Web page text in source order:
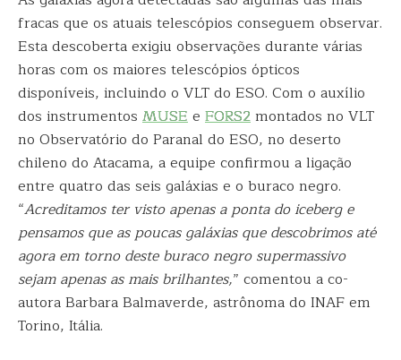
fracas que os atuais telescópios conseguem observar.
Esta descoberta exigiu observações durante várias
horas com os maiores telescópios ópticos
disponíveis, incluindo o VLT do ESO. Com o auxílio
dos instrumentos MUSEe FORS2montados no VLT
no Observatório do Paranal do ESO, no deserto
chileno do Atacama, a equipe confirmou a ligação
entre quatro das seis galáxias e o buraco negro.
“Acreditamos ter visto apenas a ponta do iceberg e
pensamos que as poucas galáxias que descobrimos até
agora em torno deste buraco negro supermassivo
sejam apenas as mais brilhantes,” comentou a co-
autora Barbara Balmaverde, astrônoma do INAF em
Torino, Itália.